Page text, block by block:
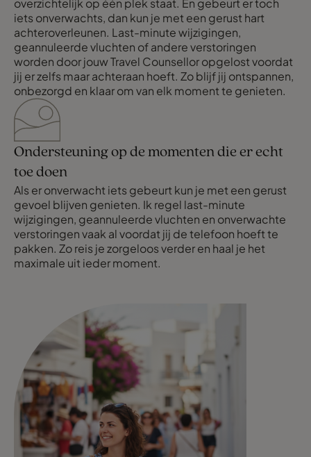
overzichtelijk op één plek staat. En gebeurt er toch
iets onverwachts, dan kun je met een gerust hart
achteroverleunen. Last-minute wijzigingen,
geannuleerde vluchten of andere verstoringen
worden door jouw Travel Counsellor opgelost voordat
jij er zelfs maar achteraan hoeft. Zo blijf jij ontspannen,
onbezorgd en klaar om van elk moment te genieten.
Ondersteuning op de momenten die er echt
toe doen
Als er onverwacht iets gebeurt kun je met een gerust
gevoel blijven genieten. Ik regel last-minute
wijzigingen, geannuleerde vluchten en onverwachte
verstoringen vaak al voordat jij de telefoon hoeft te
pakken. Zo reis je zorgeloos verder en haal je het
maximale uit ieder moment.